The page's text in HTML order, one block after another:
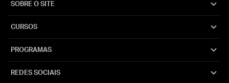
SOBRE O SITE
CURSOS
PROGRAMAS
REDES SOCIAIS